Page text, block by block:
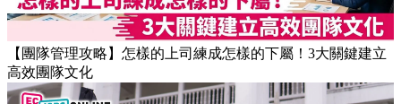
【職場健康】專家：9點前上班根本是折磨！牛津研究揭最佳
返工時間(附打工仔抗疲勞攻略)